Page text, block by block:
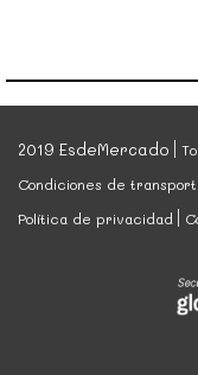
2019 EsdeMercado
Condiciones de
Política de privacidad